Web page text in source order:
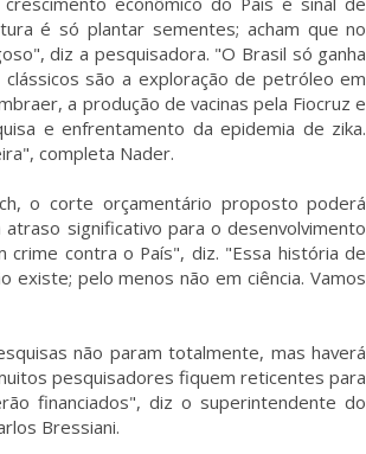
é só plantar sementes; acham que no
diz a pesquisadora. "O Brasil só ganha
são a exploração de petróleo em
a produção de vacinas pela Fiocruz e
e enfrentamento da epidemia de zika.
completa Nader.
o corte orçamentário proposto poderá
significativo para o desenvolvimento
contra o País", diz. "Essa história de
existe; pelo menos não em ciência. Vamos
não param totalmente, mas haverá
pesquisadores fiquem reticentes para
financiados", diz o superintendente do
Bressiani.